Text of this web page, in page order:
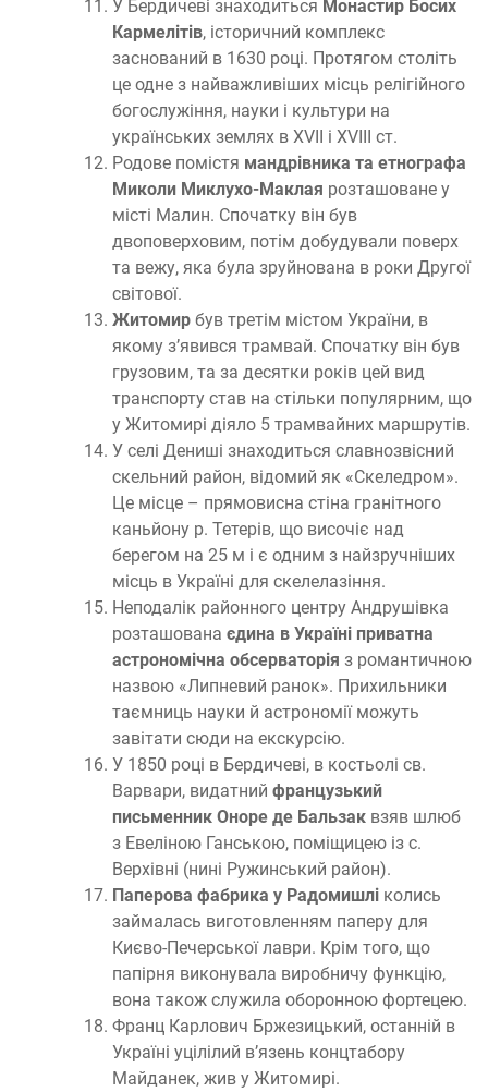
У Бердичеві знаходиться Монастир Босих
Кармелітів, історичний комплекс
заснований в 1630 році. Протягом століть
це одне з найважливіших місць релігійного
богослужіння, науки і культури на
українських землях в XVII і XVIII ст.
Родове помістя мандрівника та етнографа
Миколи Миклухо-Маклая розташоване у
місті Малин. Спочатку він був
двоповерховим, потім добудували поверх
та вежу, яка була зруйнована в роки Другої
світової.
Житомир був третім містом України, в
якому з’явився трамвай. Спочатку він був
грузовим, та за десятки років цей вид
транспорту став на стільки популярним, що
у Житомирі діяло 5 трамвайних маршрутів.
У селі Дениші знаходиться славнозвісний
скельний район, відомий як «Скеледром».
Це місце – прямовисна стіна гранітного
каньйону р. Тетерів, що височіє над
берегом на 25 м і є одним з найзручніших
місць в Україні для скелелазіння.
Неподалік районного центру Андрушівка
розташована єдина в Україні приватна
астрономічна обсерваторія з романтичною
назвою «Липневий ранок». Прихильники
таємниць науки й астрономії можуть
завітати сюди на екскурсію.
У 1850 році в Бердичеві, в костьолі св.
Варвари, видатний французький
письменник Оноре де Бальзак взяв шлюб
з Евеліною Ганською, поміщицею із с.
Верхівні (нині Ружинський район).
Паперова фабрика у Радомишлі колись
займалась виготовленням паперу для
Києво-Печерської лаври. Крім того, що
папірня виконувала виробничу функцію,
вона також служила оборонною фортецею.
Франц Карлович Бржезицький, останній в
Україні уцілілий в’язень концтабору
Майданек, жив у Житомирі.